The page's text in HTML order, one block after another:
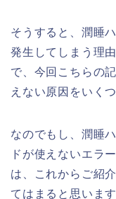
そうすると、潤睡
発生してしまう理
で、今回こちらの
えない原因をいく
なのでもし、潤睡
ドが使えないエラ
は、これからご紹
てはまると思いま